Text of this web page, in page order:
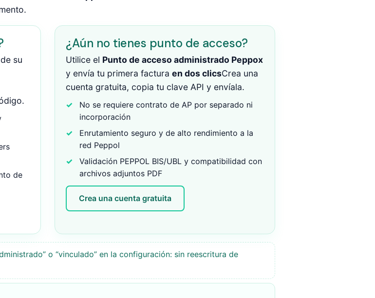
su
de
¿Aún no tienes punto de acceso?
Utilice el Punto de acceso administrado Peppox
y envía tu primera factura en dos clicsCrea una
cuenta gratuita, copia tu clave API y envíala.
No se requiere contrato de AP por separado ni
incorporación
Enrutamiento seguro y de alto rendimiento a la
red Peppol
Validación PEPPOL BIS/UBL y compatibilidad con
archivos adjuntos PDF
Crea una cuenta gratuita
o “vinculado” en la configuración: sin reescritura de